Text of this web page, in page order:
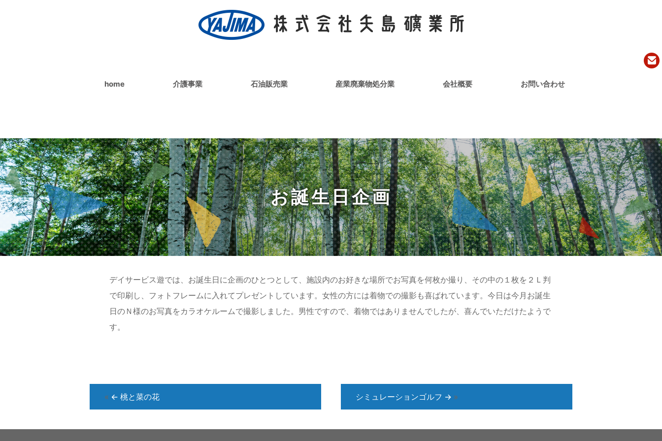
home 介護事業 石油販売業 産業廃棄物処分業 会社概要 お問い合わせ
お誕生日企画
2015年02月25日
デイサービス遊では、お誕生日に企画のひとつとして、施設内のお好きな場所でお写真を何枚か撮り、その中の１枚を２Ｌ判
で印刷し、フォトフレームに入れてプレゼントしています。女性の方には着物での撮影も喜ばれています。今日は今月お誕生
日のＮ様のお写真をカラオケルームで撮影しました。男性ですので、着物ではありませんでしたが、喜んでいただけたようで
す。
« ← 桃と菜の花 シミュレーションゴルフ → »